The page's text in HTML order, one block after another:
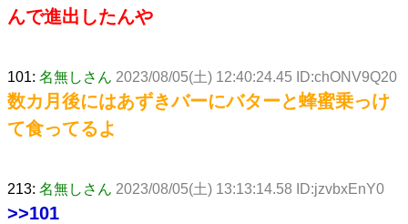
んで進出したんや
101: 名無しさん 2023/08/05(土) 12:40:24.45 ID:chONV9Q20
数カ月後にはあずきバーにバターと蜂蜜乗っけ
て食ってるよ
213: 名無しさん 2023/08/05(土) 13:13:14.58 ID:jzvbxEnY0
>>101